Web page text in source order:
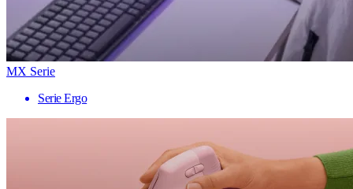
MX Serie
Serie Ergo